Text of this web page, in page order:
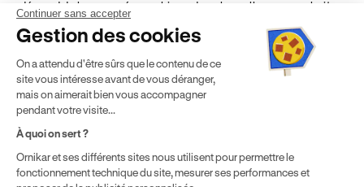
dépend de la zone géographique dans laquelle vous souhaitez
effectuer vos heures de conduite conformément à l'Article 6
de nos Conditions Générales de Vente
⁵ Montant du financement CPF variable selon les droits acquis
par chaque bénéficiaire. Exemple donné pour un titulaire
disposant de 500 € de droits CPF. Le reste à charge dépend du
solde disponible sur le Compte Personnel de Formation et du
Continuer sans accepter
Gestion des cookies
On a attendu d'être sûrs que le contenu de ce
site vous intéresse avant de vous déranger,
mais on aimerait bien vous accompagner
pendant votre visite...
À quoi on sert ?
Ornikar et ses différents sites nous utilisent pour permettre le
fonctionnement technique du site, mesurer ses performances et